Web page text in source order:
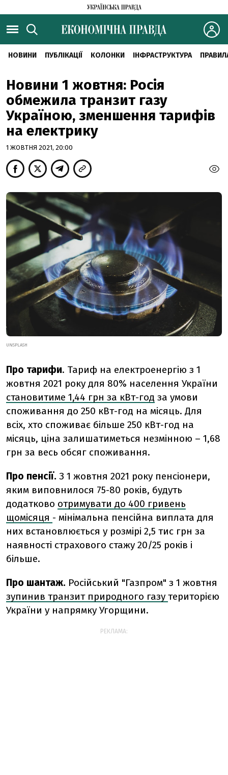
НОВИНИ ПУБЛІКАЦІЇ КОЛОНКИ ІНФРАСТРУКТУРА
Новини 1 жовтня: Росія
обмежила транзит газу
Україною, зменшення тарифів
на електрику
1 ЖОВТНЯ 2021, 20:00
UNSPLASH
Про тарифи. Тариф на електроенергію з 1
жовтня 2021 року для 80% населення України
становитиме 1,44 грн за кВт-год за умови
споживання до 250 кВт-год на місяць. Для
всіх, хто споживає більше 250 кВт-год на
місяць, ціна залишатиметься незмінною – 1,68
грн за весь обсяг споживання.
Про пенсії. З 1 жовтня 2021 року пенсіонери,
яким виповнилося 75-80 років, будуть
додатково отримувати до 400 гривень
щомісяця - мінімальна пенсійна виплата для
них встановлюється у розмірі 2,5 тис грн за
наявності страхового стажу 20/25 років і
більше.
Про шантаж. Російський "Газпром" з 1 жовтня
зупинив транзит природного газу територією
України у напрямку Угорщини.
РЕКЛАМА: